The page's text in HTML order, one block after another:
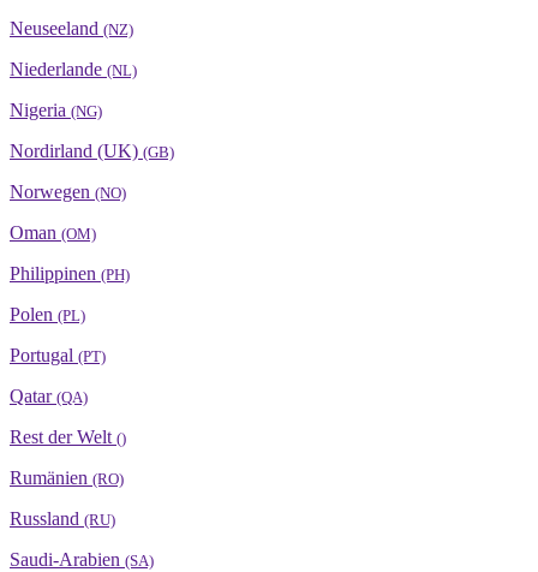
Neuseeland (NZ)
Niederlande (NL)
Nigeria (NG)
Nordirland (UK) (GB)
Norwegen (NO)
Oman (OM)
Philippinen (PH)
Polen (PL)
Portugal (PT)
Qatar (QA)
Rest der Welt ()
Rumänien (RO)
Russland (RU)
Saudi-Arabien (SA)